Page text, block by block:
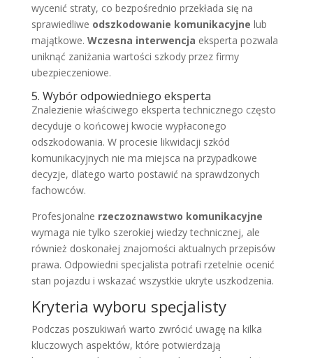
wycenić straty, co bezpośrednio przekłada się na
sprawiedliwe odszkodowanie komunikacyjne lub
majątkowe. Wczesna interwencja eksperta pozwala
uniknąć zaniżania wartości szkody przez firmy
ubezpieczeniowe.
5. Wybór odpowiedniego eksperta
Znalezienie właściwego eksperta technicznego często
decyduje o końcowej kwocie wypłaconego
odszkodowania. W procesie likwidacji szkód
komunikacyjnych nie ma miejsca na przypadkowe
decyzje, dlatego warto postawić na sprawdzonych
fachowców.
Profesjonalne rzeczoznawstwo komunikacyjne
wymaga nie tylko szerokiej wiedzy technicznej, ale
również doskonałej znajomości aktualnych przepisów
prawa. Odpowiedni specjalista potrafi rzetelnie ocenić
stan pojazdu i wskazać wszystkie ukryte uszkodzenia.
Kryteria wyboru specjalisty
Podczas poszukiwań warto zwrócić uwagę na kilka
kluczowych aspektów, które potwierdzają